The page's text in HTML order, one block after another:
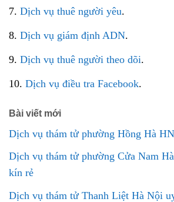
7. Dịch vụ thuê người yêu.
8. Dịch vụ giám định ADN.
9. Dịch vụ thuê người theo dõi.
10. Dịch vụ điều tra Facebook.
Bài viết mới
Dịch vụ thám tử phường Hồng Hà
Dịch vụ thám tử phường Cửa Nam
kín rẻ
Dịch vụ thám tử Thanh Liệt Hà Nội